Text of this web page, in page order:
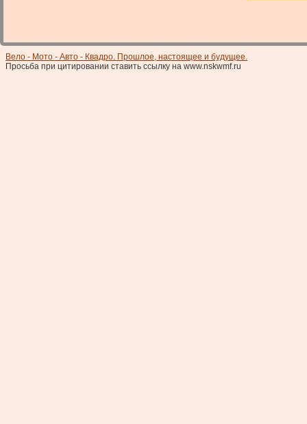
Вело - Мото - Авто - Квадро. Прошлое, настоящее и будущее.
Просьба при цитировании ставить ссылку на www.nskwmf.ru